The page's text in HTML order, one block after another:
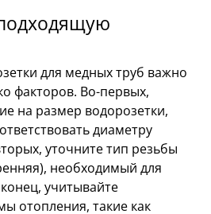
для медных труб важно
факторов. Во-первых,
на размер водорозетки,
диаметру
уточните тип резьбы
необходимый для
учитывайте
отопления, такие как